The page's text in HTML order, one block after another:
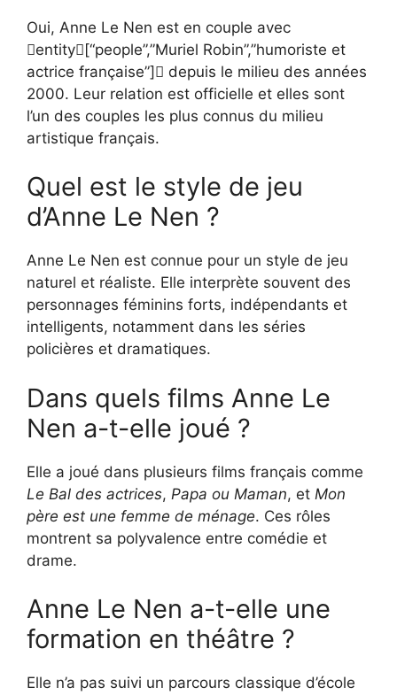
Oui, Anne Le Nen est en couple avec
entity[“people”,”Muriel Robin”,”humoriste et
actrice française”] depuis le milieu des années
2000. Leur relation est officielle et elles sont
l’un des couples les plus connus du milieu
artistique français.
Quel est le style de jeu
d’Anne Le Nen ?
Anne Le Nen est connue pour un style de jeu
naturel et réaliste. Elle interprète souvent des
personnages féminins forts, indépendants et
intelligents, notamment dans les séries
policières et dramatiques.
Dans quels films Anne Le
Nen a-t-elle joué ?
Elle a joué dans plusieurs films français comme
Le Bal des actrices, Papa ou Maman, et Mon
père est une femme de ménage. Ces rôles
montrent sa polyvalence entre comédie et
drame.
Anne Le Nen a-t-elle une
formation en théâtre ?
Elle n’a pas suivi un parcours classique d’école